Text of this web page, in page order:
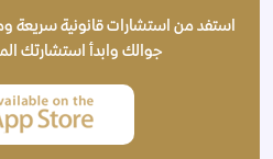
استفد من استشارات قانونية سريعة
جوالك وابدأ استشارتك